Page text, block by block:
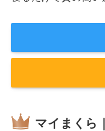
マイまくら｜